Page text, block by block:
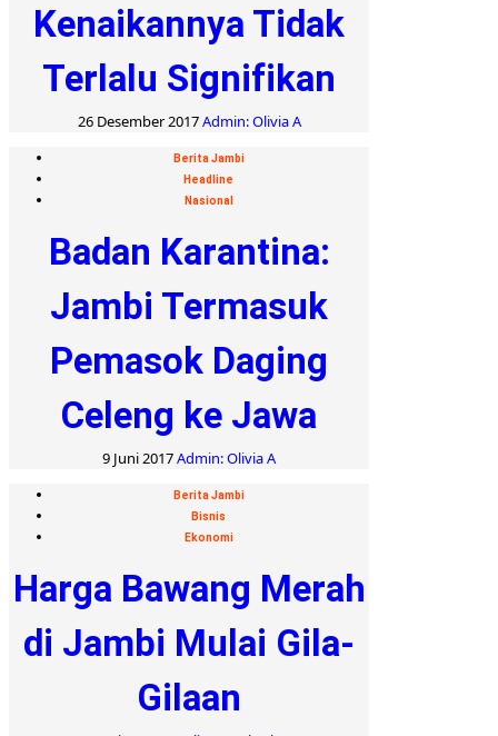
Kenaikannya Tidak
Terlalu Signifikan
26 Desember 2017Admin: Olivia A
Berita Jambi
Headline
Nasional
Badan Karantina:
Jambi Termasuk
Pemasok Daging
Celeng ke Jawa
9 Juni 2017Admin: Olivia A
Berita Jambi
Bisnis
Ekonomi
Harga Bawang Merah
di Jambi Mulai Gila-
Gilaan